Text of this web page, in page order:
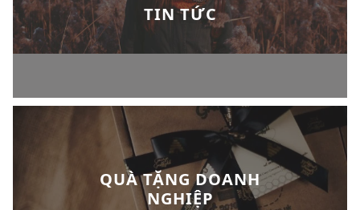
TIN TỨC
QUÀ TẶNG DOANH
NGHIỆP